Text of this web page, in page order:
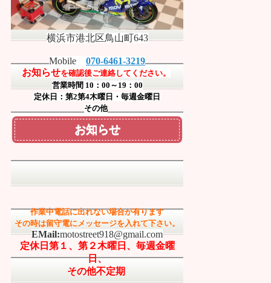
横浜市港北区鳥山町643
Mobile 070-6461-3219
お知らせを確認後ご連絡してください。
営業時間 10：00～19：00
定休日：第2第4木曜日・毎週金曜日
その他
お知らせ
作業中電話に出れない場合が有ります
その時は留守電にメッセージを入れて下さい。
EMail:motostreet918@gmail.com
定休日第１、第２木曜日、 毎週金曜
日、
その他不定期